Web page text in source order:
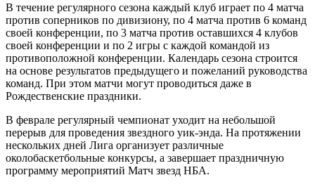
В течение регулярного сезона каждый клуб играет по 4 матча
против соперников по дивизиону, по 4 матча против 6 команд
своей конференции, по 3 матча против оставшихся 4 клубов
своей конференции и по 2 игры с каждой командой из
противоположной конференции. Календарь сезона строится
на основе результатов предыдущего и пожеланий руководства
команд. При этом матчи могут проводиться даже в
Рождественские праздники.
В феврале регулярный чемпионат уходит на небольшой
перерыв для проведения звездного уик-энда. На протяжении
нескольких дней Лига организует различные
околобаскетбольные конкурсы, а завершает праздничную
программу мероприятий Матч звезд НБА.